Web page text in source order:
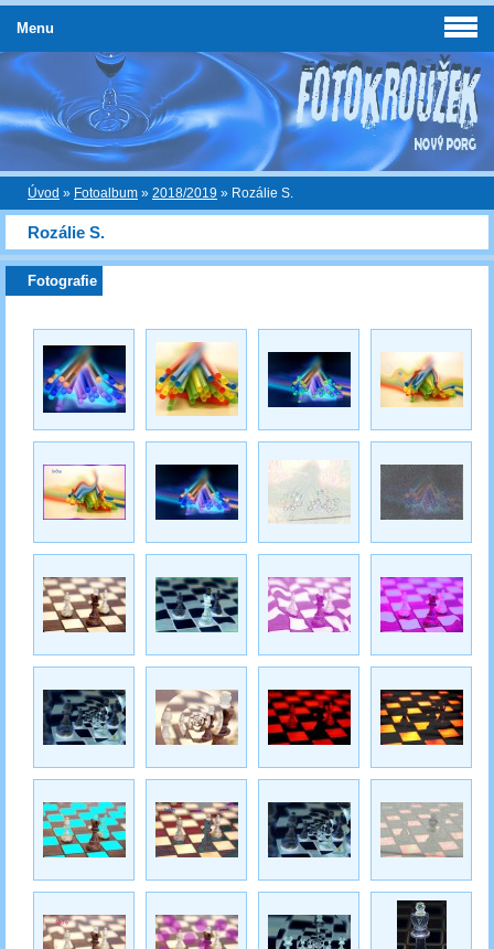
Úvod » Fotoalbum » 2018/2019 » Rozálie S.
Rozálie S.
Fotografie
Menu